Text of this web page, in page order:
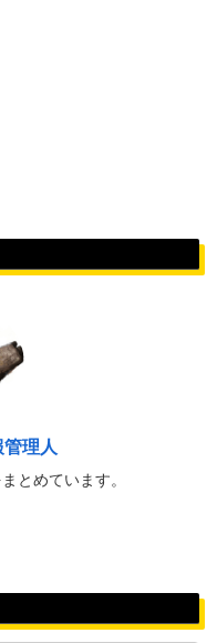
理人
とめています。